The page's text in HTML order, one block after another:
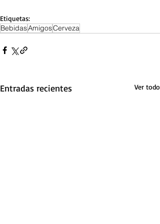
Etiquetas:
BebidasAmigosCerveza
Entradas recientes Ver todo